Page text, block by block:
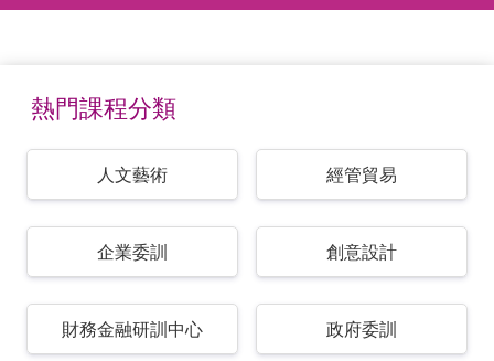
熱門課程分類
人文藝術 經管貿易
企業委訓 創意設計
財務金融研訓中心 政府委訓